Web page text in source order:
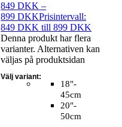
849DKK –
899DKKPrisintervall:
849 DKK till 899 DKK
18"-
45cm
20"-
50cm
Välj variant:
Denna produkt har flera
varianter. Alternativen kan
väljas på produktsidan